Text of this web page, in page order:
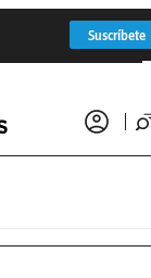
Suscríbete